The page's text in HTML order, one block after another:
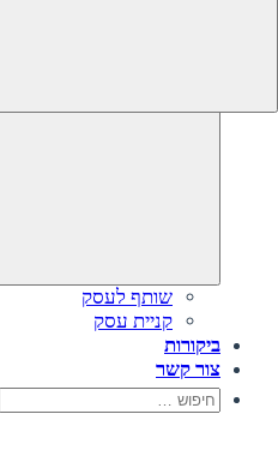
שותף לעסק
קניית עסק
ביקורות
צור קשר
חיפוש: